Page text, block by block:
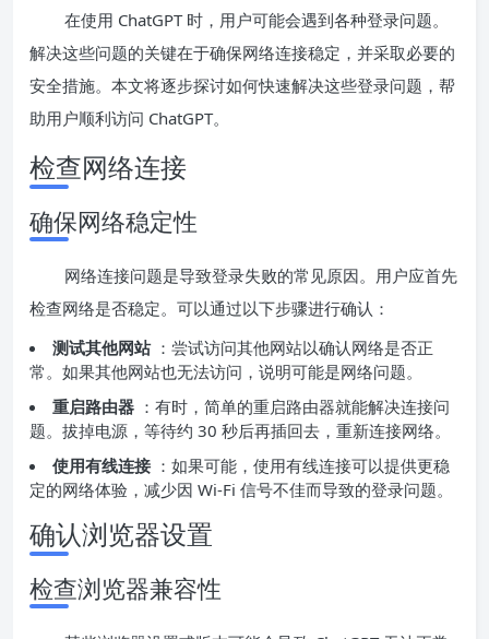
在使用 ChatGPT 时，用户可能会遇到各种登录问题。
解决这些问题的关键在于确保网络连接稳定，并采取必要的
安全措施。本文将逐步探讨如何快速解决这些登录问题，帮
助用户顺利访问 ChatGPT。
检查网络连接
确保网络稳定性
网络连接问题是导致登录失败的常见原因。用户应首先
检查网络是否稳定。可以通过以下步骤进行确认：
测试其他网站 ：尝试访问其他网站以确认网络是否正
常。如果其他网站也无法访问，说明可能是网络问题。
重启路由器 ：有时，简单的重启路由器就能解决连接问
题。拔掉电源，等待约 30 秒后再插回去，重新连接网络。
使用有线连接 ：如果可能，使用有线连接可以提供更稳
定的网络体验，减少因 Wi-Fi 信号不佳而导致的登录问题。
确认浏览器设置
检查浏览器兼容性